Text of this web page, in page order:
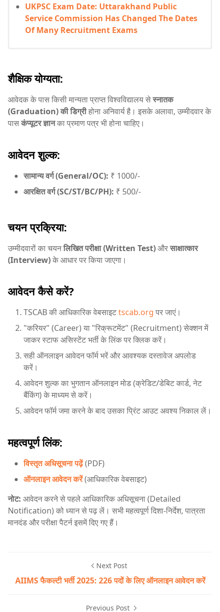
UKPSC Exam Date: Uttarakhand Public
Service Commission Has Changed The Dates
Of Many Recruitment Exams
शैक्षिक योग्यता:
आवेदक के पास किसी मान्यता प्राप्त विश्वविद्यालय सेस्नातक
(Graduation) की डिग्रीहोना अनिवार्य है। इसके अलावा, उम्मीदवार के
पासकंप्यूटर ज्ञानका प्रमाण पत्र भी होना चाहिए।
आवेदन शुल्क:
सामान्य वर्ग (General/OC): ₹ 1000/-
आरक्षित वर्ग (SC/ST/BC/PH): ₹ 500/-
चयन प्रक्रिया:
उम्मीदवारों का चयनलिखित परीक्षा (Written Test)औरसाक्षात्कार
(Interview)के आधार पर किया जाएगा।
आवेदन कैसे करें?
TSCAB की आधिकारिक वेबसाइटtscab.org पर जाएं।
"करियर" (Career) या "रिक्रूटमेंट" (Recruitment) सेक्शन में
जाकर स्टाफ असिस्टेंट भर्ती के लिंक पर क्लिक करें।
सही ऑनलाइन आवेदन फॉर्म भरें और आवश्यक दस्तावेज अपलोड
करें।
आवेदन शुल्क का भुगतान ऑनलाइन मोड (क्रेडिट/डेबिट कार्ड, नेट
बैंकिंग) के माध्यम से करें।
आवेदन फॉर्म जमा करने के बाद उसका प्रिंट आउट अवश्य निकाल लें।
महत्वपूर्ण लिंक:
विस्तृत अधिसूचना पढ़ें(PDF)
ऑनलाइन आवेदन करें(आधिकारिक वेबसाइट)
नोट: आवेदन करने से पहले आधिकारिक अधिसूचना (Detailed
Notification) को ध्यान से पढ़ लें। सभी महत्वपूर्ण दिशा-निर्देश, पात्रता
मानदंड और परीक्षा पैटर्न इसमें दिए गए हैं।
Next Post
AIIMS फैकल्टी भर्ती 2025: 226 पदों के लिए ऑनलाइन आवेदन करें
Previous Post